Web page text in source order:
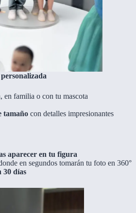
en familia o con tu mascota
tamaño con detalles impresionantes
aparecer en tu figura
en segundos tomarán tu foto en 360°
30 días